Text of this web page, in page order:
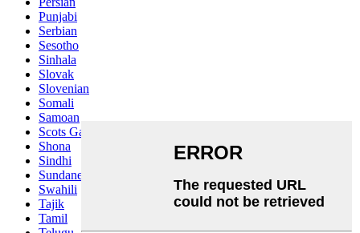
Punjabi
Serbian
Sesotho
Sinhala
Slovak
Slovenian
Somali
Samoan
Scots Gaelic
Shona
Sindhi
Sundanese
Swahili
Tajik
Tamil